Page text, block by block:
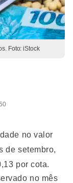
Foto: iStock
no valor
de setembro,
por cota.
no mês